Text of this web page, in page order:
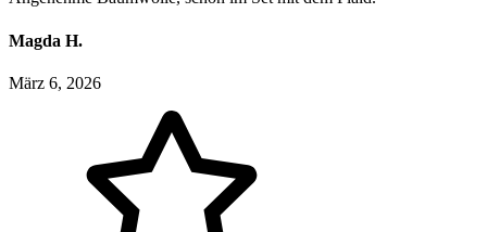
Magda H.
März 6, 2026